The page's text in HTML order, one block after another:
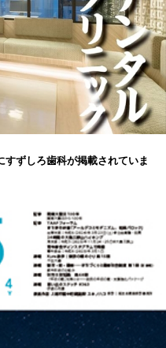
ずしろ歯科が掲載されていま